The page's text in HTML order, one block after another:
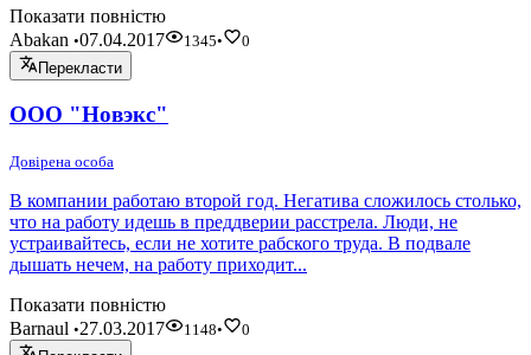
Показати повністю
Abakan •07.04.2017 1345•
0
Перекласти
ООО "Новэкс"
Довірена особа
В компании работаю второй год. Негатива сложилось столько,
что на работу идешь в преддверии расстрела. Люди, не
устраивайтесь, если не хотите рабского труда. В подвале
дышать нечем, на работу приходит...
Показати повністю
Barnaul •27.03.2017 1148•
0